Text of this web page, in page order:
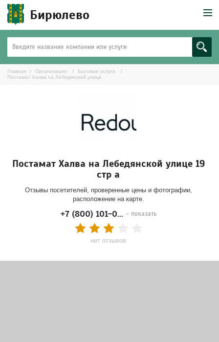
Бирюлево
Главная Организации
Бытовые услуги
Постамат Халва на Лебедянской улице
Постамат Халва на Лебедянской улице 19
стр а
Отзывы посетителей, проверенные цены и фотографии,
расположение на карте.
+7 (800) 101-0... – показать
нет отзывов